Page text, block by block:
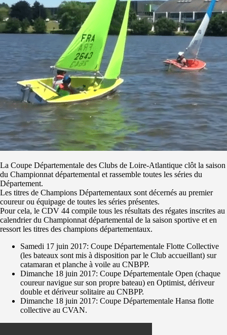
La Coupe Départementale des Clubs de Loire-Atlantique clôt la saison
du Championnat départemental et rassemble toutes les séries du
Département.
Les titres de Champions Départementaux sont décernés au premier
coureur ou équipage de toutes les séries présentes.
Pour cela, le CDV 44 compile tous les résultats des régates inscrites au
calendrier du Championnat départemental de la saison sportive et en
ressort les titres des champions départementaux.
Samedi 17 juin 2017: Coupe Départementale Flotte Collective
(les bateaux sont mis à disposition par le Club accueillant) sur
catamaran et planche à voile au CNBPP.
Dimanche 18 juin 2017: Coupe Départementale Open (chaque
coureur navigue sur son propre bateau) en Optimist, dériveur
double et dériveur solitaire au CNBPP.
Dimanche 18 juin 2017: Coupe Départementale Hansa flotte
collective au CVAN.